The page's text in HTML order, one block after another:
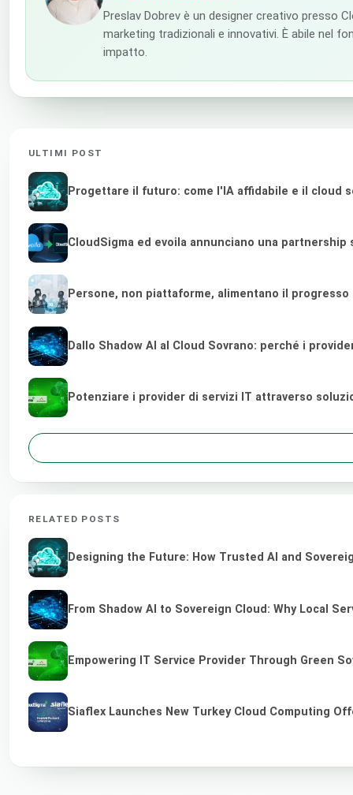
Preslav Dobrev è un designer creativo presso
marketing tradizionali e innovativi. È abile nel
impatto.
ULTIMI POST
Progettare il futuro: come l'IA affidabile e il cloud
CloudSigma ed evoila annunciano una
Persone, non piattaforme, alimentano il progresso
Dallo Shadow AI al Cloud Sovrano: perché i
Potenziare i provider di servizi IT attraverso
RELATED POSTS
Designing the Future: How Trusted AI and
From Shadow AI to Sovereign Cloud: Why Local
Empowering IT Service Provider Through Green
Siaflex Launches New Turkey Cloud Computing